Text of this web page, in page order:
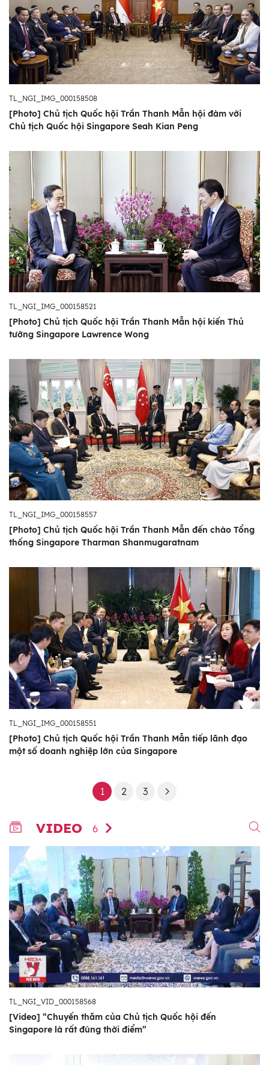
TL_NGI_IMG_000158508
[Photo] Chủ tịch Quốc hội Trần Thanh Mẫn hội đàm với
Chủ tịch Quốc hội Singapore Seah Kian Peng
TL_NGI_IMG_000158521
[Photo] Chủ tịch Quốc hội Trần Thanh Mẫn hội kiến Thủ
tướng Singapore Lawrence Wong
TL_NGI_IMG_000158557
[Photo] Chủ tịch Quốc hội Trần Thanh Mẫn đến chào Tổng
thống Singapore Tharman Shanmugaratnam
TL_NGI_IMG_000158551
[Photo] Chủ tịch Quốc hội Trần Thanh Mẫn tiếp lãnh đạo
một số doanh nghiệp lớn của Singapore
1 2 3
VIDEO 6
TL_NGI_VID_000158568
[Video] “Chuyến thăm của Chủ tịch Quốc hội đến
Singapore là rất đúng thời điểm”